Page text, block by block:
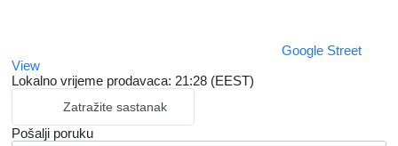
Google Street
View
Lokalno vrijeme prodavaca: 21:28 (EEST)
Zatražite sastanak
Pošalji poruku